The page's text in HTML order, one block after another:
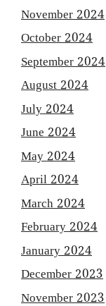
November 2024
October 2024
September 2024
August 2024
July 2024
June 2024
May 2024
April 2024
March 2024
February 2024
January 2024
December 2023
November 2023